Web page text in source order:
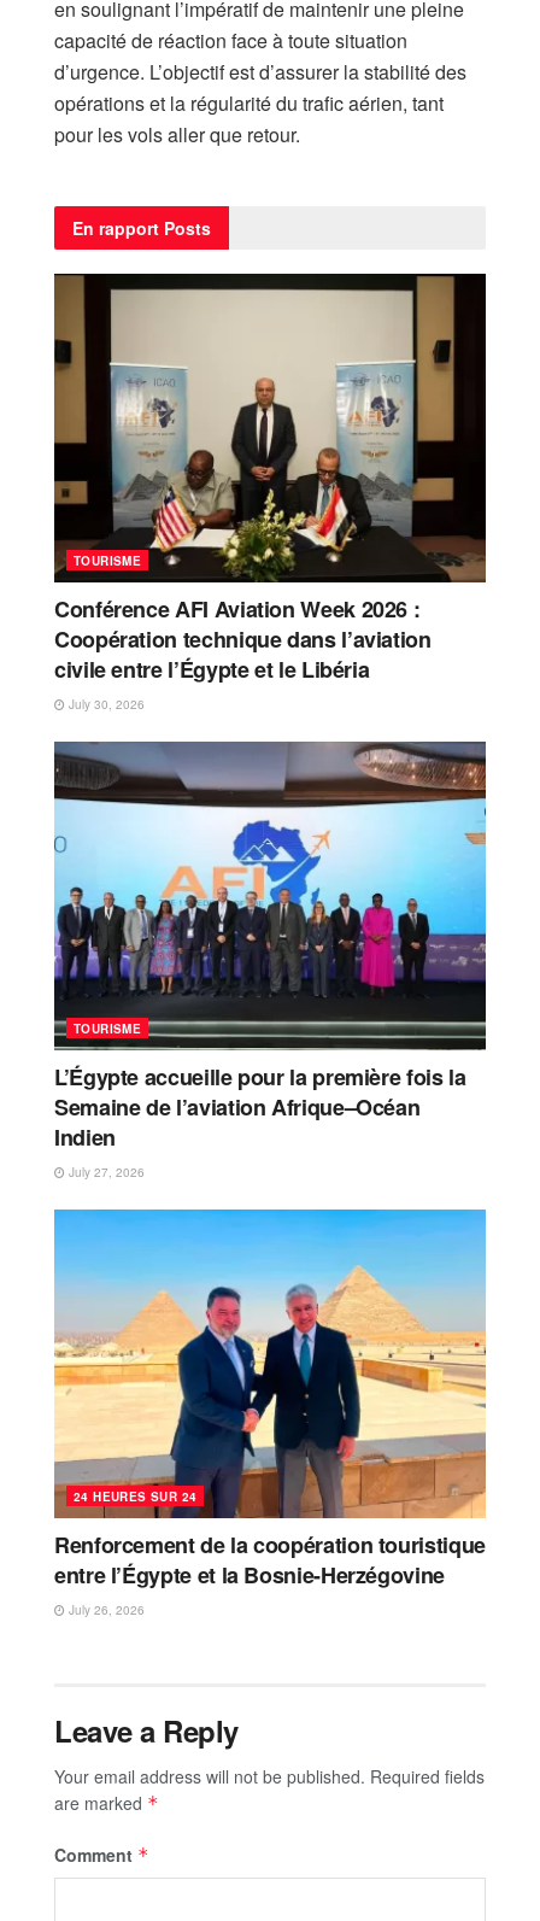
en soulignant l’impératif de maintenir une pleine
capacité de réaction face à toute situation
d’urgence. L’objectif est d’assurer la stabilité des
opérations et la régularité du trafic aérien, tant
pour les vols aller que retour.
En rapport Posts
TOURISME
Conférence AFI Aviation Week 2026 :
Coopération technique dans l’aviation
civile entre l’Égypte et le Libéria
July 30, 2026
TOURISME
L’Égypte accueille pour la première fois la
Semaine de l’aviation Afrique–Océan
Indien
July 27, 2026
24 HEURES SUR 24
Renforcement de la coopération touristique
entre l’Égypte et la Bosnie-Herzégovine
July 26, 2026
Leave a Reply
Your email address will not be published. Required fields
are marked *
Comment *